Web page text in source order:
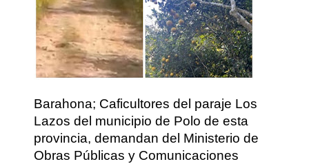
Barahona; Caficultores del paraje Los
Lazos del municipio de Polo de esta
provincia, demandan del Ministerio de
Obras Públicas y Comunicaciones